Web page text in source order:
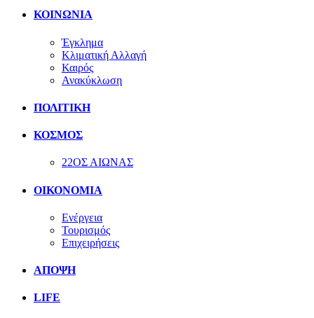
ΚΟΙΝΩΝΙΑ
Έγκλημα
Κλιματική Αλλαγή
Καιρός
Ανακύκλωση
ΠΟΛΙΤΙΚΗ
ΚΟΣΜΟΣ
22ΟΣ ΑΙΩΝΑΣ
ΟΙΚΟΝΟΜΙΑ
Ενέργεια
Τουρισμός
Επιχειρήσεις
ΑΠΟΨΗ
LIFE